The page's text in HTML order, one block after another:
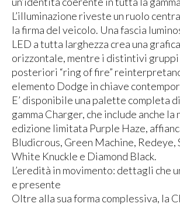
L’illuminazione riveste un ruolo
la firma del veicolo. Una fascia
LED a tutta larghezza crea una
orizzontale, mentre i distintivi
posteriori “ring of fire”
elemento Dodge in chiave
E’ disponibile una palette completa
gamma Charger, che include anche la
edizione limitata Purple Haze,
Bludicrous, Green Machine, Redeye,
White Knuckle e Diamond Black.
L’eredità in movimento: dettagli che
e presente
Oltre alla sua forma complessiva, la